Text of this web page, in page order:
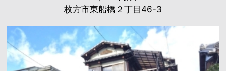
枚方市東船橋２丁目46-3